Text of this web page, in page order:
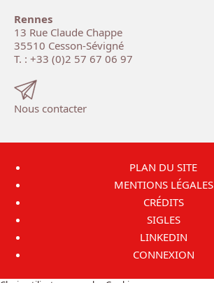
Rennes
13 Rue Claude Chappe
35510 Cesson-Sévigné
T. : +33 (0)2 57 67 06 97
Nous contacter
PLAN DU SITE
MENTIONS LÉGALES
CRÉDITS
SIGLES
LINKEDIN
CONNEXION